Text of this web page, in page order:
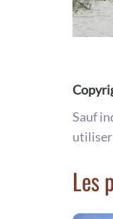
Sauf
utiliser
Les